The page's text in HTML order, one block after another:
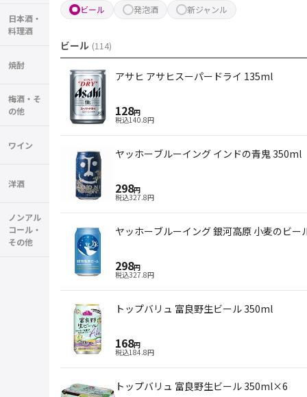
日本酒・
料理酒
焼酎
梅酒・そ
の他
ワイン
洋酒
ノンアル
コール・
その他
ビール 発泡酒 新ジャンル
ビール (114)
アサヒ アサヒスーパードライ 135ml
128円
税込140.8円
ヤッホーブルーイング インドの青鬼 350ml
298円
税込327.8円
ヤッホーブルーイング 銀河高原 小麦のビー
298円
税込327.8円
トップバリュ 富良野生ビール 350ml
168円
税込184.8円
トップバリュ 富良野生ビール 350ml×6